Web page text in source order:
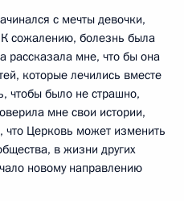
с мечты девочки,
К сожалению, болезнь была
рассказала мне, что бы она
которые лечились вместе
чтобы было не страшно,
мне свои истории,
что Церковь может изменить
в жизни других
новому направлению